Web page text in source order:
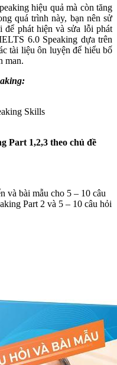
hiệu quả mà còn tăng
quá trình này, bạn nên sử
phát hiện và sửa lỗi phát
6.0 Speaking dựa trên
tài liệu ôn luyện để hiểu bố
man.
Skills
Part 1,2,3 theo chủ đề
và bài mẫu cho 5 – 10 câu
Part 2 và 5 – 10 câu hỏi